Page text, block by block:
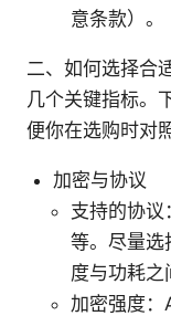
意条款）。
二、如何选择合
几个关键指标。
便你在选购时对照
加密与协议
支持的协
等。尽量选
度与功耗之
加密强度：